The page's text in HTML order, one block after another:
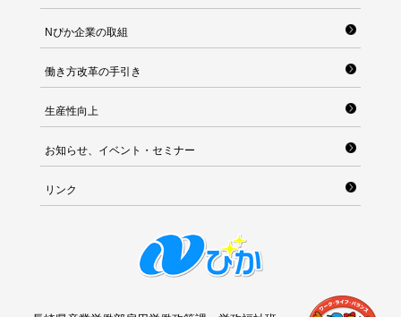
Nぴか企業の取組
働き方改革の手引き
生産性向上
お知らせ、イベント・セミナー
リンク